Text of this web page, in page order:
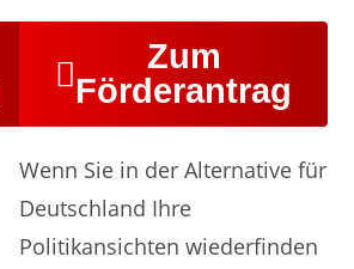
Zum
Förderantrag
Wenn Sie in der Alternative für
Deutschland Ihre
Politikansichten wiederfinden